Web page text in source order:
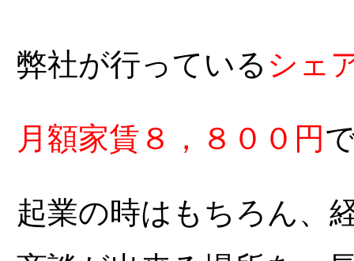
弊社が行っている シェ
月額家賃８，８００円
起業の時はもちろん、